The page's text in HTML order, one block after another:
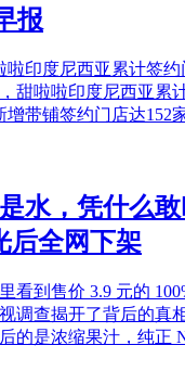
报
印度尼西亚累计签约
甜啦啦印度尼西亚累
带铺签约门店达152
水，凭什么
后全网下架
看到售价 3.9 元的
调查揭开了背后的真
的是浓缩果汁，纯正